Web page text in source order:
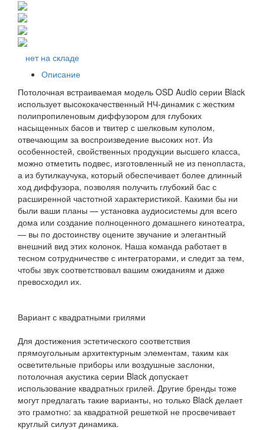
нет на складе
Описание
Потолочная встраиваемая модель OSD Audio серии Black
использует высококачественный НЧ-динамик с жестким
полипропиленовым диффузором для глубоких
насыщенных басов и твитер с шелковым куполом,
отвечающим за воспроизведение высоких нот. Из
особенностей, свойственных продукции высшего класса,
можно отметить подвес, изготовленный не из пенопласта,
а из бутилкаучука, который обеспечивает более длинный
ход диффузора, позволяя получить глубокий бас с
расширенной частотной характеристикой. Какими бы ни
были ваши планы — установка аудиосистемы для всего
дома или создание полноценного домашнего кинотеатра,
— вы по достоинству оцените звучание и элегантный
внешний вид этих колонок. Наша команда работает в
тесном сотрудничестве с интеграторами, и следит за тем,
чтобы звук соответствовал вашим ожиданиям и даже
превосходил их.
Вариант с квадратными грилями
Для достижения эстетического соответствия
прямоугольным архитектурным элементам, таким как
осветительные приборы или воздушные заслонки,
потолочная акустика серии Black допускает
использование квадратных грилей. Другие бренды тоже
могут предлагать такие варианты, но только Black делает
это грамотно: за квадратной решеткой не просвечивает
круглый силуэт динамика.